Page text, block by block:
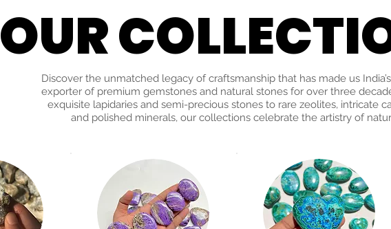
OUR
OUR
Discover the unmatched legacy of craftsmanship that has made us
exporter of premium gemstones and natural stones for over three
exquisite lapidaries and semi-precious stones to rare zeolites, intricate
and polished minerals, our collections celebrate the artistry of